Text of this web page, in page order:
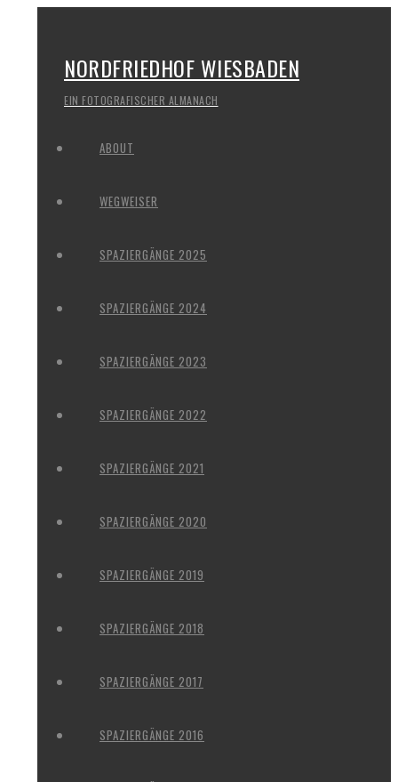
NORDFRIEDHOF WIESBADEN
EIN FOTOGRAFISCHER ALMANACH
ABOUT
WEGWEISER
SPAZIERGÄNGE 2025
SPAZIERGÄNGE 2024
SPAZIERGÄNGE 2023
SPAZIERGÄNGE 2022
SPAZIERGÄNGE 2021
SPAZIERGÄNGE 2020
SPAZIERGÄNGE 2019
SPAZIERGÄNGE 2018
SPAZIERGÄNGE 2017
SPAZIERGÄNGE 2016